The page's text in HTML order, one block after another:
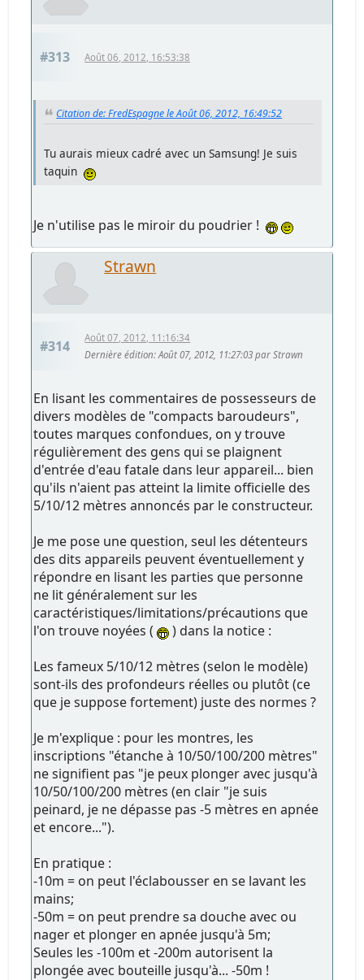
#313 Août 06, 2012, 16:53:38
Citation de: FredEspagne le Août 06, 2012, 16:49:52
Tu aurais mieux cadré avec un Samsung! Je suis
taquin
Je n'utilise pas le miroir du poudrier !
Strawn
#314
Août 07, 2012, 11:16:34
Dernière édition: Août 07, 2012, 11:27:03 par Strawn
En lisant les commentaires de possesseurs de
divers modèles de "compacts baroudeurs",
toutes marques confondues, on y trouve
régulièrement des gens qui se plaignent
d'entrée d'eau fatale dans leur appareil... bien
qu'ils n'aient pas atteint la limite officielle des
5/10/12 mètres annoncés par le constructeur.
Je me pose une question, seul les détenteurs
des dits appareils peuvent éventuellement y
répondre en lisant les parties que personne
ne lit généralement sur les
caractéristiques/limitations/précautions que
l'on trouve noyées (
) dans la notice :
Les fameux 5/10/12 mètres (selon le modèle)
sont-ils des profondeurs réelles ou plutôt (ce
que je suppose fortement) juste des normes ?
Je m'explique : pour les montres, les
inscriptions "étanche à 10/50/100/200 mètres"
ne signifient pas "je peux plonger avec jusqu'à
10/50/100/200 mètres (en clair "je suis
peinard, je ne dépasse pas -5 mètres en apnée
et encore...").
En pratique :
-10m = on peut l'éclabousser en se lavant les
mains;
-50m = on peut prendre sa douche avec ou
nager et plonger en apnée jusqu'à 5m;
Seules les -100m et -200m autorisent la
plongée avec bouteille jusqu'à... -50m !